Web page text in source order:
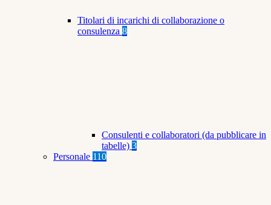
Titolari di incarichi di collaborazione o
consulenza 8
Consulenti e collaboratori (da pubblicare in
tabelle) 3
Personale 110